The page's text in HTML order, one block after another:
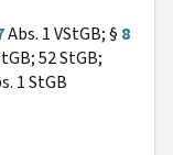
Abs. 1 VStGB; § 8
52 StGB;
1 StGB